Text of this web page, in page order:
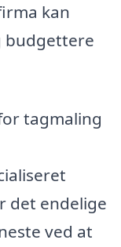
kan
budgettere
tagmaling
det endelige
ved at